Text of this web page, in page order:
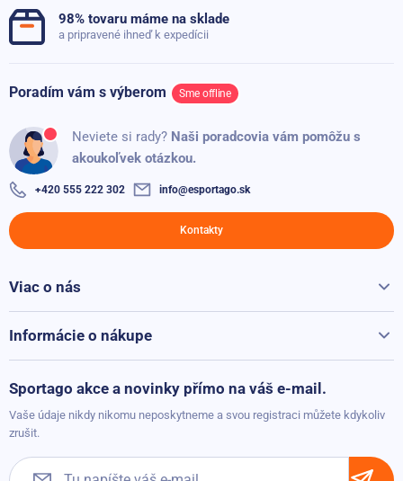
98% tovaru máme na sklade
a pripravené ihneď k expedícii
Poradím vám s výberom Sme offline
Neviete si rady? Naši poradcovia vám pomôžu s
akoukoľvek otázkou.
+420 555 222 302 info@esportago.sk
Kontakty
Viac o nás
Kontakty
Informácie o nákupe
Obchodné podmienky
Sportago akce a novinky přímo na váš e-mail.
Vaše údaje nikdy nikomu neposkytneme a svou registraci můžete kdykoliv
zrušit.